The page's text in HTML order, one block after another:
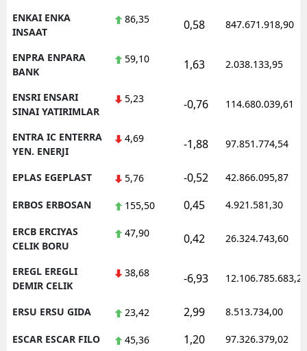
ENKAI ENKA
INSAAT
86,35 0,58 847.671.918,90
ENPRA ENPARA
BANK
59,10 1,63 2.038.133,95
ENSRI ENSARI
SINAI YATIRIMLAR
5,23 -0,76 114.680.039,61
ENTRA IC ENTERRA
YEN. ENERJI
4,69 -1,88 97.851.774,54
EPLAS EGEPLAST 5,76 -0,52 42.866.095,87
ERBOS ERBOSAN 155,50 0,45 4.921.581,30
ERCB ERCIYAS
CELIK BORU
47,90 0,42 26.324.743,60
EREGL EREGLI
DEMIR CELIK
38,68 -6,93 12.106.785.683,20
ERSU ERSU GIDA 23,42 2,99 8.513.734,00
ESCAR ESCAR FILO 45,36 1,20 97.326.379,02